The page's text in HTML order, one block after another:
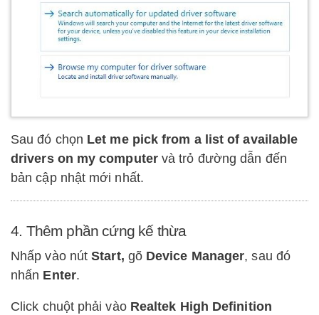
Sau đó chọn Let me pick from a list of available
drivers on my computervà trỏ đường dẫn đến
bản cập nhật mới nhất.
4. Thêm phần cứng kế thừa
Nhấp vào nútStart, gõ Device Manager, sau đó
nhấn Enter.
Click chuột phải vàoRealtek High Definition